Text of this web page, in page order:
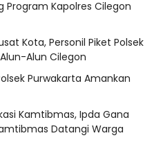
Program Kapolres Cilegon
Kota, Personil Piket Polsek
Alun Cilegon
Purwakarta Amankan
Kamtibmas, Ipda Gana
Datangi Warga